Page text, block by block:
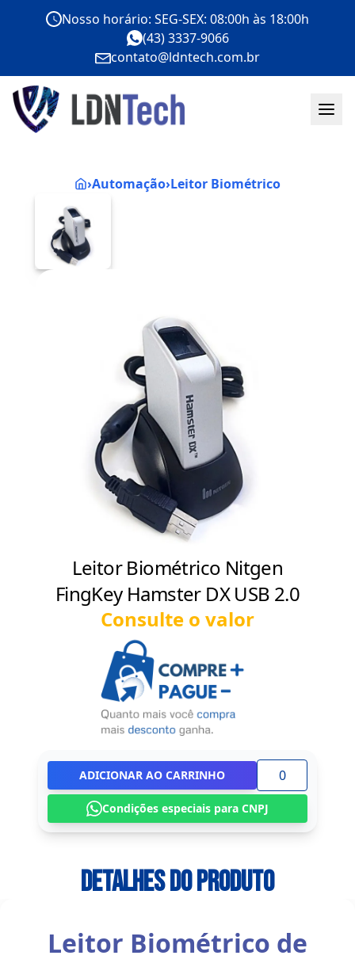
Nosso horário: SEG-SEX: 08:00h às 18:00h
(43) 3337-9066
contato@ldntech.com.br
›Automação›Leitor Biométrico
Leitor Biométrico Nitgen
FingKey Hamster DX USB 2.0
Consulte o valor
ADICIONAR AO CARRINHO
Condições especiais para CNPJ
Detalhes do Produto
Leitor Biométrico de